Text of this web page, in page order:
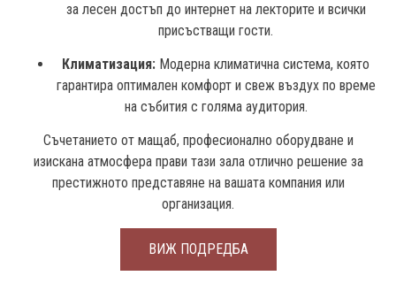
за лесен достъп до интернет на лекторите и всички
присъстващи гости.
Климатизация: Модерна климатична система, която
гарантира оптимален комфорт и свеж въздух по време
на събития с голяма аудитория.
Съчетанието от мащаб, професионално оборудване и
изискана атмосфера прави тази зала отлично решение за
престижното представяне на вашата компания или
организация.
ВИЖ ПОДРЕДБА